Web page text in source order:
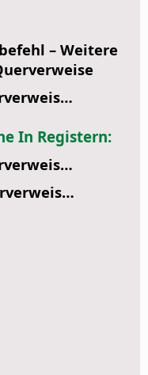
– Weitere
In Registern: